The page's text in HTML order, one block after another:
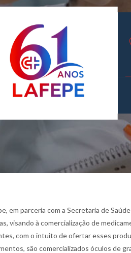
em parceria com a Secretaria de
visando à comercialização de
com o intuito de ofertar esses
são comercializados óculos de